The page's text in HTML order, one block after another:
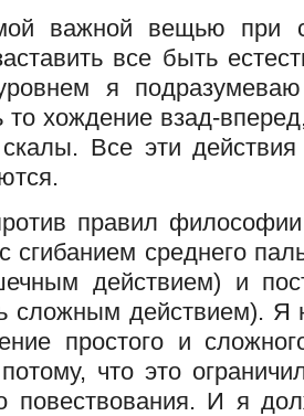
важной вещью при
все быть
я
то хождение взад-
Все эти
правил
сгибанием среднего
действием) и
сложным действием). Я
простого и
что это
повествования. И я